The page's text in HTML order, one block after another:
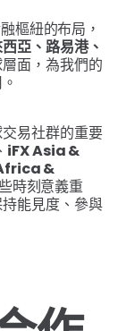
樞紐的布局，
亞、路易港、
面，為我們的
易社群的重要
iFX Asia &
&
時刻意義重
能見度、參與